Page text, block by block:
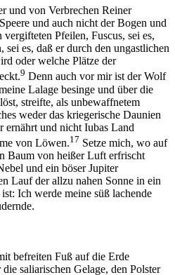
und von Verbrechen Reiner
und auch nicht der Bogen und
Pfeilen, Fuscus, sei es,
sei es, daß er durch den ungastlichen
oder welche Plätze der
9 Denn auch vor mir ist der Wolf
Lalage besinge und über die
streifte, als unbewaffnetem
weder das kriegerische Daunien
ernährt und nicht Iubas Land
von Löwen.17 Setze mich, wo auf
Baum von heißer Luft erfrischt
und ein böser Jupiter
Lauf der allzu nahen Sonne in ein
Ich werde meine süß lachende
befreiten Fuß auf die Erde
saliarischen Gelage, den Polster